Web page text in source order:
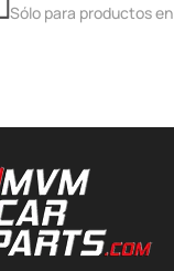
Sólo para productos